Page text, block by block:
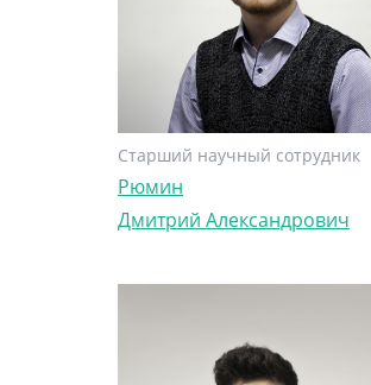
Старший научный сотрудник
Рюмин
Дмитрий Александрович